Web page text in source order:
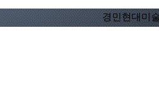
경민현대미